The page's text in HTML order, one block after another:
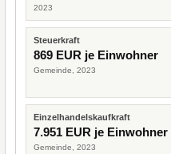
2023
Steuerkraft
869 EUR je Einwohner
Gemeinde, 2023
Einzelhandelskaufkraft
7.951 EUR je Einwohner
Gemeinde, 2023